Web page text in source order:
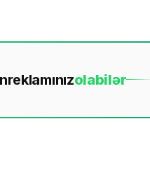
reklamınızolabilər